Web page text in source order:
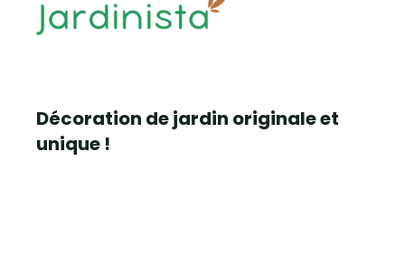
Décoration de jardin originale et
unique !